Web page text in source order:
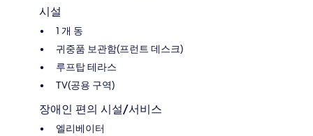
시설
1 개 동
귀중품 보관함(프런트 데스크)
루프탑 테라스
TV(공용 구역)
장애인 편의 시설/서비스
엘리베이터